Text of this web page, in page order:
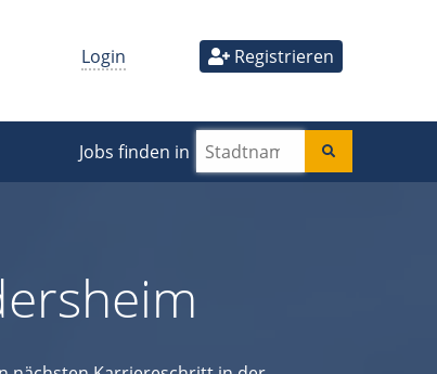
Login Registrieren
Jobs finden in